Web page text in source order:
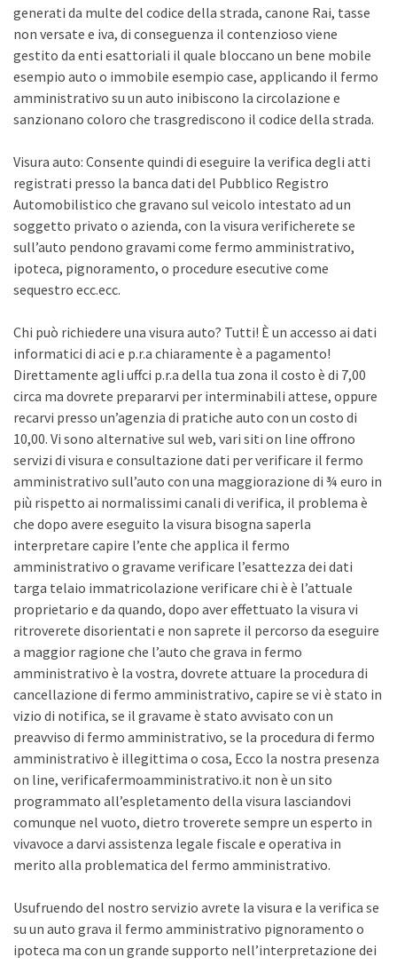
generati da multe del codice della strada, canone Rai, tasse
non versate e iva, di conseguenza il contenzioso viene
gestito da enti esattoriali il quale bloccano un bene mobile
esempio auto o immobile esempio case, applicando il fermo
amministrativo su un auto inibiscono la circolazione e
sanzionano coloro che trasgrediscono il codice della strada.
Visura auto: Consente quindi di eseguire la verifica degli atti
registrati presso la banca dati del Pubblico Registro
Automobilistico che gravano sul veicolo intestato ad un
soggetto privato o azienda, con la visura verificherete se
sull’auto pendono gravami come fermo amministrativo,
ipoteca, pignoramento, o procedure esecutive come
sequestro ecc.ecc.
Chi può richiedere una visura auto? Tutti! È un accesso ai dati
informatici di aci e p.r.a chiaramente è a pagamento!
Direttamente agli uffci p.r.a della tua zona il costo è di 7,00
circa ma dovrete prepararvi per interminabili attese, oppure
recarvi presso un’agenzia di pratiche auto con un costo di
10,00. Vi sono alternative sul web, vari siti on line offrono
servizi di visura e consultazione dati per verificare il fermo
amministrativo sull’auto con una maggiorazione di ¾ euro in
più rispetto ai normalissimi canali di verifica, il problema è
che dopo avere eseguito la visura bisogna saperla
interpretare capire l’ente che applica il fermo
amministrativo o gravame verificare l’esattezza dei dati
targa telaio immatricolazione verificare chi è è l’attuale
proprietario e da quando, dopo aver effettuato la visura vi
ritroverete disorientati e non saprete il percorso da eseguire
a maggior ragione che l’auto che grava in fermo
amministrativo è la vostra, dovrete attuare la procedura di
cancellazione di fermo amministrativo, capire se vi è stato in
vizio di notifica, se il gravame è stato avvisato con un
preavviso di fermo amministrativo, se la procedura di fermo
amministrativo è illegittima o cosa, Ecco la nostra presenza
on line, verificafermoamministrativo.it non è un sito
programmato all’espletamento della visura lasciandovi
comunque nel vuoto, dietro troverete sempre un esperto in
vivavoce a darvi assistenza legale fiscale e operativa in
merito alla problematica del fermo amministrativo.
Usufruendo del nostro servizio avrete la visura e la verifica se
su un auto grava il fermo amministrativo pignoramento o
ipoteca ma con un grande supporto nell’interpretazione dei